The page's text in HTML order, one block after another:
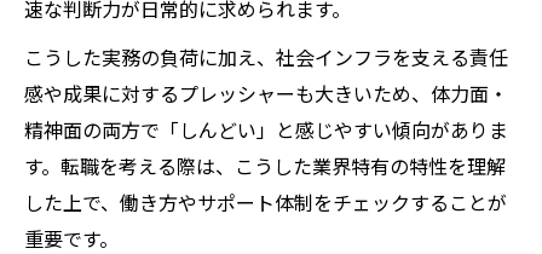
速な判断力が日常的に求められます。
こうした実務の負荷に加え、社会インフラを支える責任
感や成果に対するプレッシャーも大きいため、体力面・
精神面の両方で「しんどい」と感じやすい傾向がありま
す。転職を考える際は、こうした業界特有の特性を理解
した上で、働き方やサポート体制をチェックすることが
重要です。